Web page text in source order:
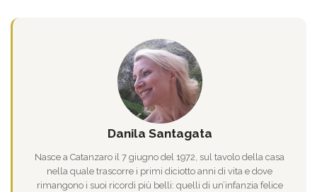
Danila Santagata
Nasce a Catanzaro il 7 giugno del 1972, sul tavolo della casa
nella quale trascorre i primi diciotto anni di vita e dove
rimangono i suoi ricordi più belli: quelli di un’infanzia felice